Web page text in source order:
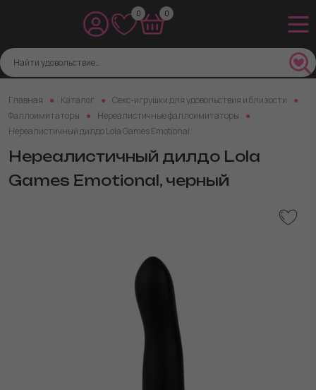
0 0
Главная Каталог
Секс-игрушки для удовольствия и близости
Фаллоимитаторы
Нереалистичные фаллоимитаторы
Нереалистичный дилдо Lola Games Emotional
Нереалистичный дилдо Lola
Games Emotional, черный